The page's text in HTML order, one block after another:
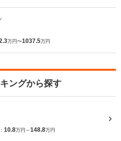
万円〜1037.5万円
ングから探す
10.8万円～148.8万円